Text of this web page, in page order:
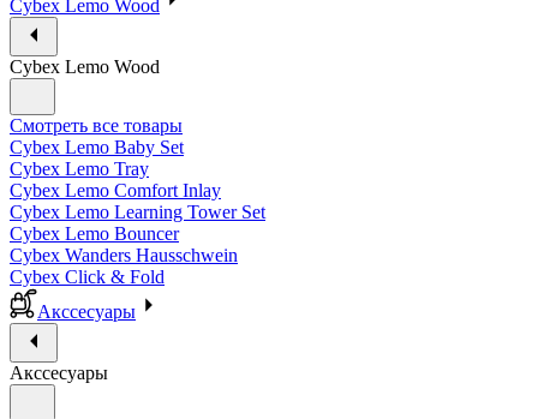
Cybex Lemo Wood
Cybex Lemo Wood
Смотреть все товары
Cybex Lemo Baby Set
Cybex Lemo Tray
Cybex Lemo Comfort Inlay
Cybex Lemo Learning Tower Set
Cybex Lemo Bouncer
Cybex Wanders Hausschwein
Cybex Click & Fold
Акссесуары
Акссесуары